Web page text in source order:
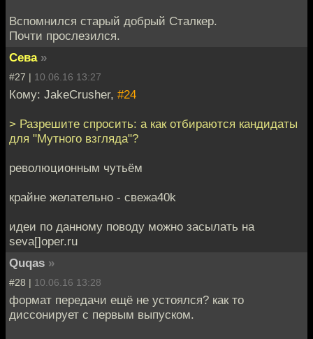
Вспомнился старый добрый Сталкер.
Почти прослезился.
Сева »
#27 | 10.06.16 13:27
Кому: JakeCrusher, #24
> Разрешите спросить: а как отбираются кандидаты
для "Мутного взгляда"?
революционным чутьём
крайне желательно - свежа40k
идеи по данному поводу можно засылать на
seva[]oper.ru
Quqas »
#28 | 10.06.16 13:28
формат передачи ещё не устоялся? как то
диссонирует с первым выпуском.